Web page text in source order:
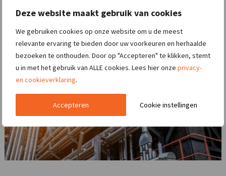
Deze website maakt gebruik van cookies
We gebruiken cookies op onze website om u de meest
relevante ervaring te bieden door uw voorkeuren en herhaalde
bezoeken te onthouden. Door op "Accepteren" te klikken, stemt
u in met het gebruik van ALLE cookies. Lees hier onze privacy-
en cookieverklaring.
Cookie instellingen
Accepteren